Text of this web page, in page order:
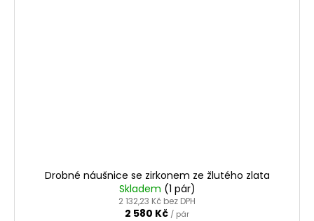
Drobné náušnice se zirkonem ze žlutého zlata
Skladem (1 pár)
2 132,23 Kč bez DPH
2 580 Kč / pár